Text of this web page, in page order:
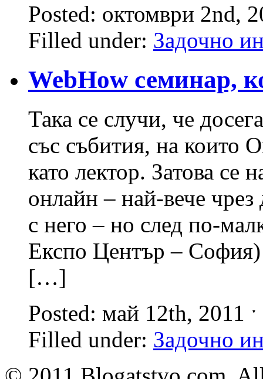
Posted: октомври 2nd,
Filled under: Задочно
WebHow семинар,
Така се случи, че
със събития, на които
като лектор. Затова се
онлайн – най-вече
с него – но след по-
Експо Център – София)
[…]
Posted: май 12th, 2011
Filled under: Задочно